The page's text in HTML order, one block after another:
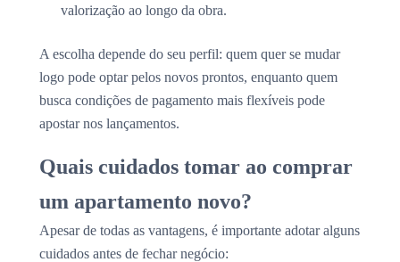
valorização ao longo da obra.
A escolha depende do seu perfil: quem quer se mudar
logo pode optar pelos novos prontos, enquanto quem
busca condições de pagamento mais flexíveis pode
apostar nos lançamentos.
Quais cuidados tomar ao comprar
um apartamento novo?
Apesar de todas as vantagens, é importante adotar alguns
cuidados antes de fechar negócio: